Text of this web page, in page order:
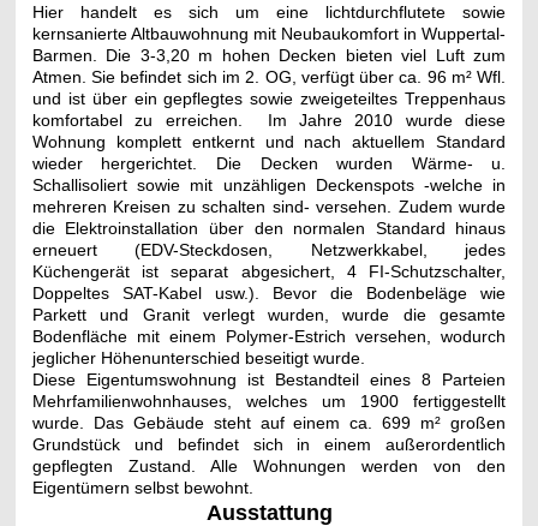
Hier handelt es sich um eine lichtdurchflutete sowie
kernsanierte Altbauwohnung mit Neubaukomfort in Wuppertal-
Barmen. Die 3-3,20 m hohen Decken bieten viel Luft zum
Atmen. Sie befindet sich im 2. OG, verfügt über ca. 96 m² Wfl.
und ist über ein gepflegtes sowie zweigeteiltes Treppenhaus
komfortabel zu erreichen. Im Jahre 2010 wurde diese
Wohnung komplett entkernt und nach aktuellem Standard
wieder hergerichtet. Die Decken wurden Wärme- u.
Schallisoliert sowie mit unzähligen Deckenspots -welche in
mehreren Kreisen zu schalten sind- versehen. Zudem wurde
die Elektroinstallation über den normalen Standard hinaus
erneuert (EDV-Steckdosen, Netzwerkkabel, jedes
Küchengerät ist separat abgesichert, 4 FI-Schutzschalter,
Doppeltes SAT-Kabel usw.). Bevor die Bodenbeläge wie
Parkett und Granit verlegt wurden, wurde die gesamte
Bodenfläche mit einem Polymer-Estrich versehen, wodurch
jeglicher Höhenunterschied beseitigt wurde.
Diese Eigentumswohnung ist Bestandteil eines 8 Parteien
Mehrfamilienwohnhauses, welches um 1900 fertiggestellt
wurde. Das Gebäude steht auf einem ca. 699 m² großen
Grundstück und befindet sich in einem außerordentlich
gepflegten Zustand. Alle Wohnungen werden von den
Eigentümern selbst bewohnt.
Ausstattung